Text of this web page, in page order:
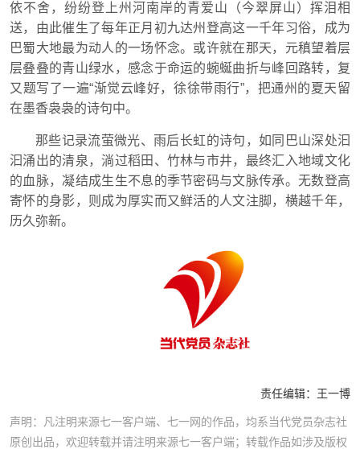
依不舍，纷纷登上州河南岸的青爱山（今翠屏山）挥泪相
送，由此催生了每年正月初九达州登高这一千年习俗，成为
巴蜀大地最为动人的一场怀念。或许就在那天，元稹望着层
层叠叠的青山绿水，感念于命运的蜿蜒曲折与峰回路转，复
又题写了一遍“渐觉云峰好，徐徐带雨行”，把通州的夏天留
在墨香袅袅的诗句中。
那些记录流萤微光、雨后长虹的诗句，如同巴山深处汩
汩涌出的清泉，淌过稻田、竹林与市井，最终汇入地域文化
的血脉，凝结成生生不息的季节密码与文脉传承。无数登高
寄怀的身影，则成为厚实而又鲜活的人文注脚，横越千年，
历久弥新。
责任编辑： 王一博
声明：凡注明来源七一客户端、七一网的作品，均系当代党员杂志社
原创出品，欢迎转载并请注明来源七一客户端；转载作品如涉及版权